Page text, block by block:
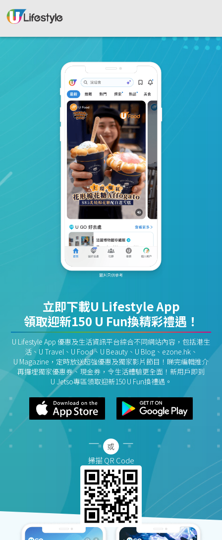
立即下載U Lifestyle App
領取迎新150 U Fun換精彩禮遇！
U Lifestyle App 優惠及生活資訊平台綜合不同網站內容，包括港生
活、U Travel、U Food、U Beauty、U Blog、ezone.hk、
U Magazine，定時放送超強優惠及獨家影片節目！睇完編輯推介
再攞埋獨家優惠券、現金券，令生活體驗更全面！新用戶即到
U Jetso專區領取迎新150 U Fun換禮遇。
掃描 QR Code